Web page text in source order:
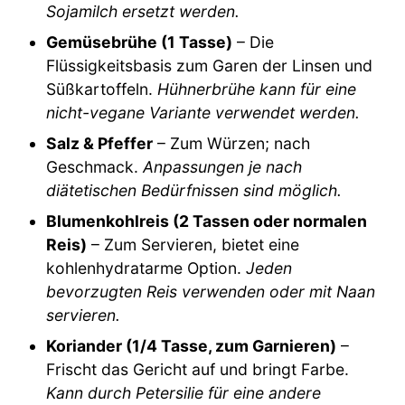
Sojamilch ersetzt werden.
Gemüsebrühe (1 Tasse) – Die
Flüssigkeitsbasis zum Garen der Linsen und
Süßkartoffeln. Hühnerbrühe kann für eine
nicht-vegane Variante verwendet werden.
Salz & Pfeffer – Zum Würzen; nach
Geschmack.Anpassungen je nach
diätetischen Bedürfnissen sind möglich.
Blumenkohlreis (2 Tassen oder normalen
Reis) – Zum Servieren, bietet eine
kohlenhydratarme Option.Jeden
bevorzugten Reis verwenden oder mit Naan
servieren.
Koriander (1/4 Tasse, zum Garnieren) –
Frischt das Gericht auf und bringt Farbe.
Kann durch Petersilie für eine andere